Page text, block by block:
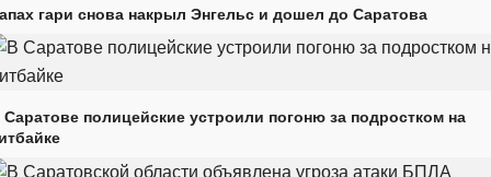
гари снова накрыл Энгельс и дошел до Саратова
Саратове полицейские устроили погоню за подростком на